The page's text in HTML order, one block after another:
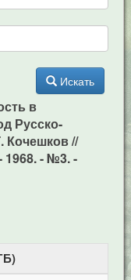
Искать
в
Русско-
Кочешков //
1968. - №3. -